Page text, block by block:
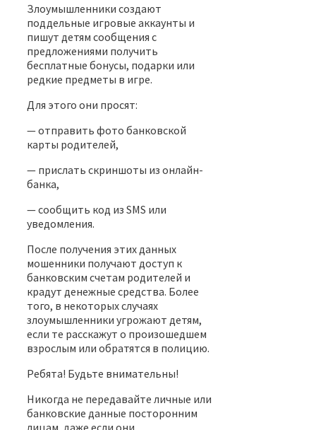
Злоумышленники создают
поддельные игровые аккаунты и
пишут детям сообщения с
предложениями получить
бесплатные бонусы, подарки или
редкие предметы в игре.
Для этого они просят:
— отправить фото банковской
карты родителей,
— прислать скриншоты из онлайн-
банка,
— сообщить код из SMS или
уведомления.
⁣После получения этих данных
мошенники получают доступ к
банковским счетам родителей и
крадут денежные средства. Более
того, в некоторых случаях
злоумышленники угрожают детям,
если те расскажут о произошедшем
взрослым или обратятся в полицию.
Ребята! Будьте внимательны!
Никогда не передавайте личные или
банковские данные посторонним
лицам, даже если они